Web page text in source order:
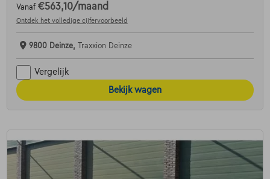
Vanaf €563,10/maand
Ontdek het volledige cijfervoorbeeld
9800 Deinze, Traxxion Deinze
Vergelijk
Bekijk wagen